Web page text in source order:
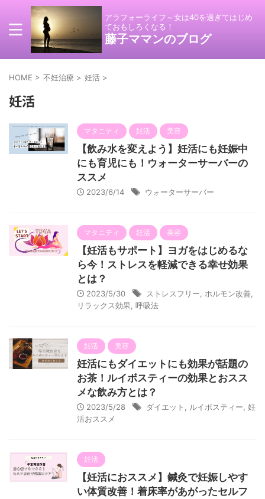
アラフォーライフ～女は40を過ぎてはじめ
ておもしろくなる！
藤子ママンのブログ
HOME > 不妊治療 > 妊活 >
妊活
マタニティ 妊活 美容
【飲み水を変えよう】妊活にも妊娠中
にも育児にも！ウォーターサーバーの
ススメ
2023/6/14 ウォーターサーバー
マタニティ 妊活 美容
【妊活もサポート】ヨガをはじめるな
ら今！ストレスを軽減できる幸せ効果
とは？
2023/5/30 ストレスフリー ホルモン改善
リラックス効果 呼吸法
妊活 美容
妊活にもダイエットにも効果が話題の
お茶！ルイボスティーの効果とおスス
メな飲み方とは？
2023/5/28 ダイエット ルイボスティー 妊
活おススメ
妊活
【妊活におススメ】鍼灸で妊娠しやす
い体質改善！着床率があがったセルフ